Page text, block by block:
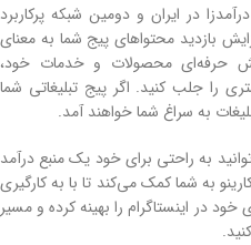
در ایران و دومین شبکه پرکاربرد
بازدید محتواهای پیج شما به ‌معنای
حرفه‌ای محصولات و خدمات خود،
را جلب کنید. اگر پیج تبلیغاتی شما
به سراغ شما خواهند آمد.
به ‌راحتی برای خود یک منبع درآمد
به شما کمک می‌کند تا با به ‌کارگیری
در اینستاگرام را بهینه کرده و مسیر